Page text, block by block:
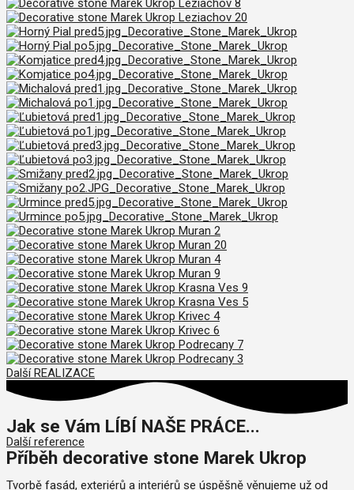
Další REALIZACE
Jak se Vám LÍBÍ NAŠE PRÁCE...
Další reference
Příběh decorative stone Marek Ukrop
Tvorbě fasád, exteriérů a interiérů se úspěšně věnujeme už od